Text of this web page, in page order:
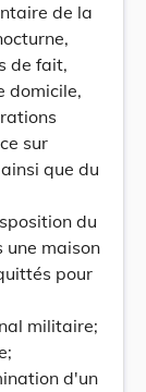
de la
de fait,
domicile,
sur
que du
du
une maison
pour
militaire;
d'un